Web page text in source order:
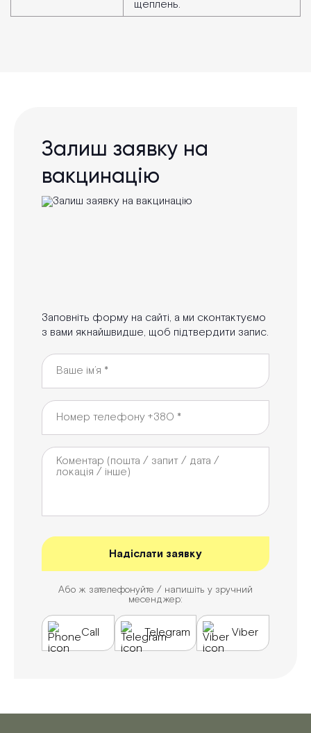
щеплень.
Залиш заявку на
вакцинацію
Заповніть форму на сайті, а ми сконтактуємо
з вами якнайшвидше, щоб підтвердити запис.
Або ж зателефонуйте / напишіть у зручний
месенджер:
Call Telegram Viber